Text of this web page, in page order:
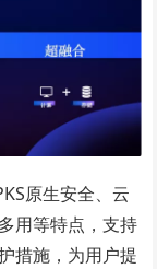
原生安全、云
用等特点，支持
措施，为用户提